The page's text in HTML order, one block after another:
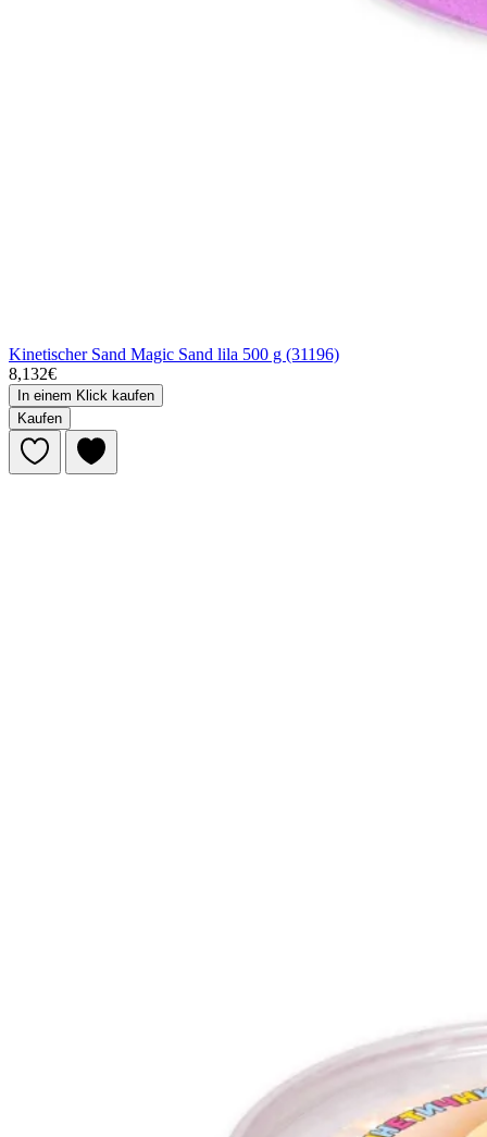
Kinetischer Sand Magic Sand lila 500 g (31196)
8,132€
In einem Klick kaufen
Kaufen